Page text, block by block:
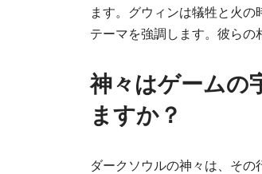
ます。グウィンは犠牲と火
テーマを強調します。彼らの
神々はゲームの
ますか？
ダークソウルの神々は、そ